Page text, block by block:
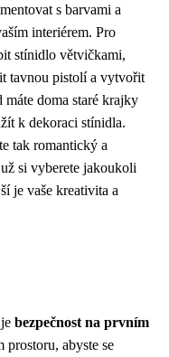
s barvami a
interiérem. Pro
stínidlo větvičkami,
tavnou pistolí a vytvořit
doma staré krajky
k dekoraci stínidla.
tak romantický a
si vyberete jakoukoli
je vaše kreativita a
bezpečnost na prvním
prostoru, abyste se